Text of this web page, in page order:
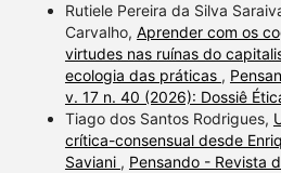
Rutiele Pereira da Silva
Carvalho, Aprender com os
virtudes nas ruínas do
ecologia das práticas ,
v. 17 n. 40 (2026): Dossiê
Tiago dos Santos Rodrigues,
crítica-consensual desde
Saviani , Pensando - Revista